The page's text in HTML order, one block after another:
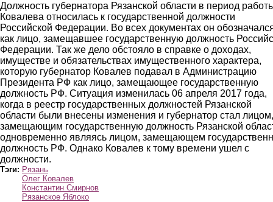
Должность губернатора Рязанской области в период
Ковалева относилась к государственной должности
Российской Федерации. Во всех документах он
как лицо, замещавшее государственную должность
Федерации. Так же дело обстояло в справке о доходах,
имуществе и обязательствах имущественного характера,
которую губернатор Ковалев подавал в Администрацию
Президента РФ как лицо, замещающее государственную
должность РФ. Ситуация изменилась 06 апреля 2017 года,
когда в реестр государственных должностей Рязанской
области были внесены изменения и губернатор стал лицом,
замещающим государственную должность Рязанской
одновременно являясь лицом, замещающем
должность РФ. Однако Ковалев к тому времени ушел с
должности.
Тэги: Рязань
Олег Ковалев
Константин Смирнов
Рязанское Яблоко